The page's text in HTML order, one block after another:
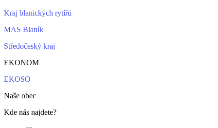
Kraj blanických rytířů
MAS Blaník
Středočeský kraj
EKONOM
EKOSO
Naše obec
Kde nás najdete?